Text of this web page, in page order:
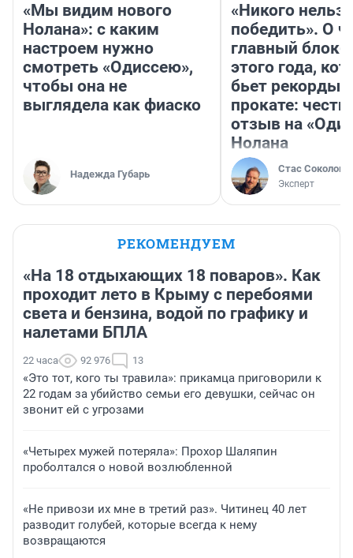
«Мы видим нового
Нолана»: с каким
настроем нужно
смотреть «Одиссею»,
чтобы она не
выглядела как фиаско
Надежда Губарь
«Никого нельзя
победить». О
главный
этого года,
бьет рекорды в
прокате:
отзыв на
Нолана
Стас Соколов
Эксперт
РЕКОМЕНДУЕМ
«На 18 отдыхающих 18 поваров». Как
проходит лето в Крыму с перебоями
света и бензина, водой по графику и
налетами БПЛА
22 часа 92 976 13
«Это тот, кого ты травила»: прикамца приговорили к
22 годам за убийство семьи его девушки, сейчас он
звонит ей с угрозами
«Четырех мужей потеряла»: Прохор Шаляпин
проболтался о новой возлюбленной
«Не привози их мне в третий раз». Читинец 40 лет
разводит голубей, которые всегда к нему
возвращаются